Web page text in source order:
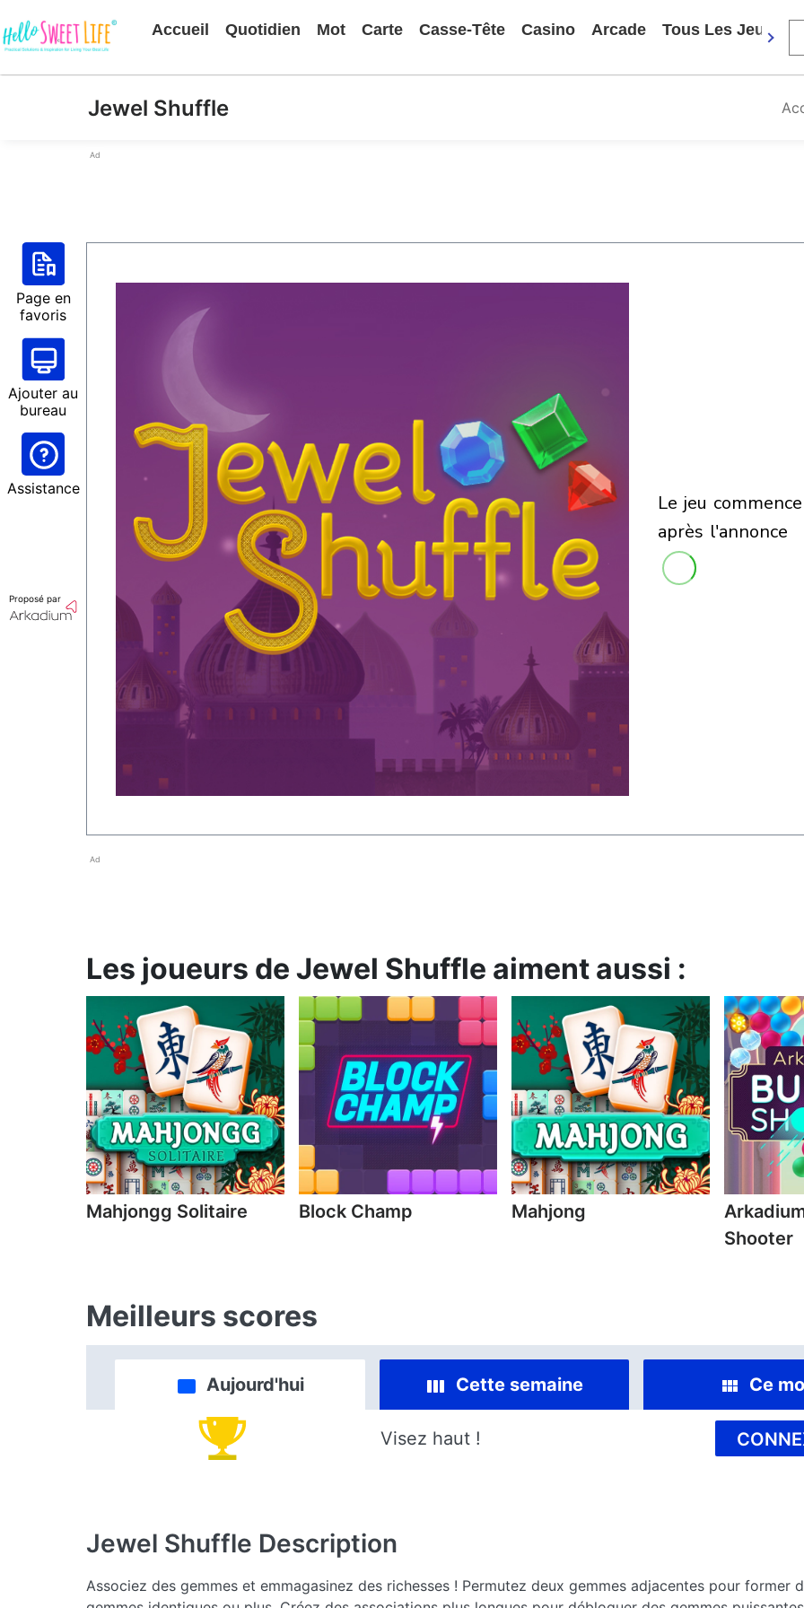
Accueil Quotidien Mot Carte Casse-Tête Casino Arcade Tous Les Jeux
Jewel Shuffle
Ad
Page en
favoris
Ajouter au
bureau
Assistance
Proposé par
le jeu commencera
après l'annonce
Ad
Les joueurs de Jewel Shuffle aiment aussi :
Mahjongg Solitaire Block Champ Mahjong
Shooter
Meilleurs scores
Aujourd'hui Cette semaine Ce
Visez haut !
Jewel Shuffle Description
Associez des gemmes et emmagasinez des richesses ! Permutez deux gemmes adjacentes pour former